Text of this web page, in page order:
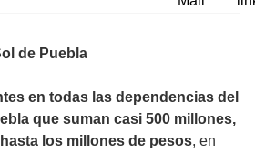
de Puebla
en todas las dependencias del
que suman casi 500 millones,
los millones de pesos, en